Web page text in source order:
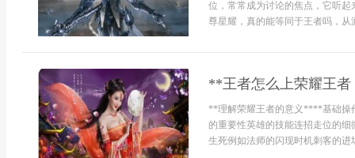
位，常常成为讨论的焦点，它听
尊星耀，真的能等同于王者吗，
**王者怎么上荣耀王
**理解荣耀王者的意义****基础操
的重要性英雄的技能连招走位的
生死例如法师的闪现时机刺客的